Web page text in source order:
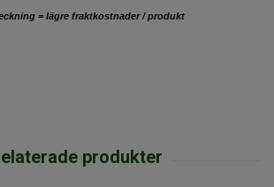
= lägre fraktkostnader / produkt